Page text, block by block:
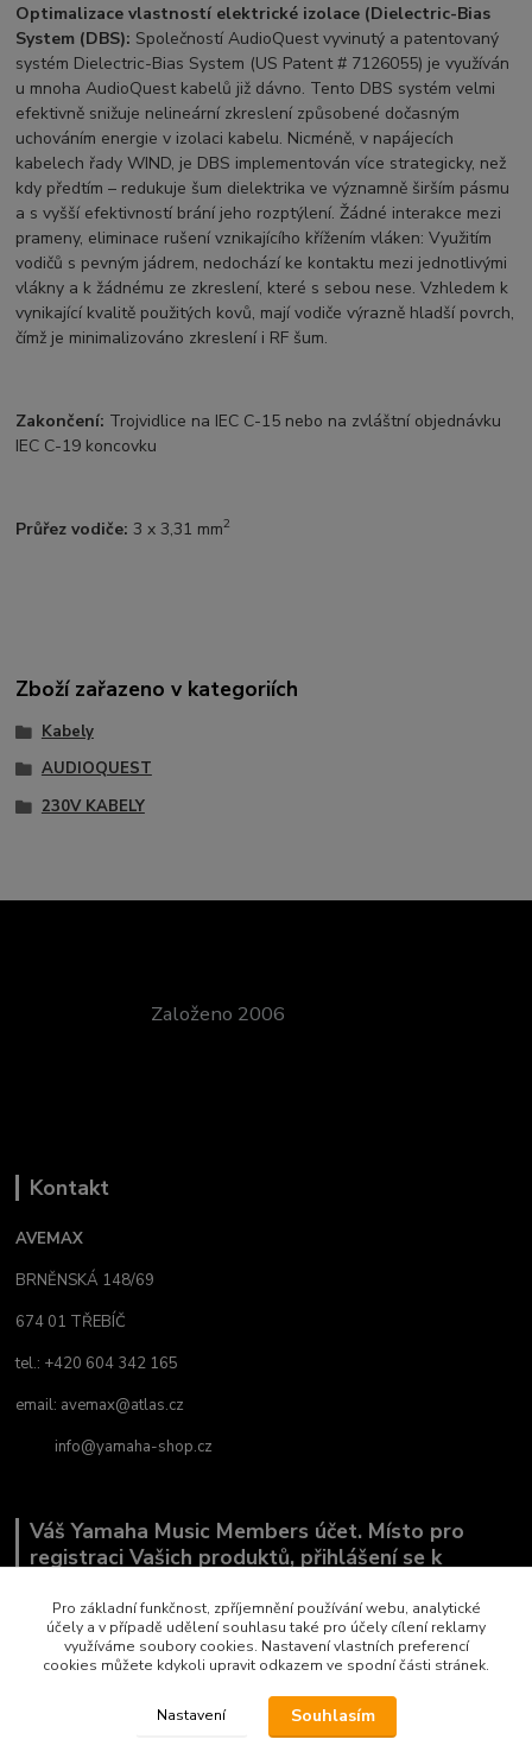
Optimalizace vlastností elektrické izolace (Dielectric-Bias
System (DBS): Společností AudioQuest vyvinutý a patentovaný
systém Dielectric-Bias System (US Patent # 7126055) je využíván
u mnoha AudioQuest kabelů již dávno. Tento DBS systém velmi
efektivně snižuje nelineární zkreslení způsobené dočasným
uchováním energie v izolaci kabelu. Nicméně, v napájecích
kabelech řady WIND, je DBS implementován více strategicky, než
kdy předtím – redukuje šum dielektrika ve významně širším pásmu
a s vyšší efektivností brání jeho rozptýlení. Žádné interakce mezi
prameny, eliminace rušení vznikajícího křížením vláken: Využitím
vodičů s pevným jádrem, nedochází ke kontaktu mezi jednotlivými
vlákny a k žádnému ze zkreslení, které s sebou nese. Vzhledem k
vynikající kvalitě použitých kovů, mají vodiče výrazně hladší povrch,
čímž je minimalizováno zkreslení i RF šum.
Zakončení: Trojvidlice na IEC C-15 nebo na zvláštní objednávku
IEC C-19 koncovku
Průřez vodiče:3 x 3,31 mm2
Zboží zařazeno v kategoriích
Kabely
AUDIOQUEST
230V KABELY
Založeno 2006
Kontakt
AVEMAX
BRNĚNSKÁ 148/69
674 01 TŘEBÍČ
tel.: +420 604 342 165
email: avemax@atlas.cz
info@yamaha-shop.cz
Váš Yamaha Music Members účet. Místo pro
registraci Vašich produktů, přihlášení se k
co Vás zajímá.
Pro základní funkčnost, zpříjemnění používání webu, analytické
účely a v případě udělení souhlasu také pro účely cílení reklamy
využíváme soubory cookies. Nastavení vlastních preferencí
cookies můžete kdykoli upravit odkazem ve spodní části stránek.
Nastavení Souhlasím